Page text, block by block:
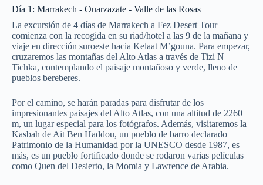
Día 1: Marrakech - Ouarzazate - Valle de las Rosas
La excursión de 4 días de Marrakech a Fez Desert Tour
comienza con la recogida en su riad/hotel a las 9 de la mañana y
viaje en dirección suroeste hacia Kelaat M’gouna. Para empezar,
cruzaremos las montañas del Alto Atlas a través de Tizi N
Tichka, contemplando el paisaje montañoso y verde, lleno de
pueblos bereberes.
Por el camino, se harán paradas para disfrutar de los
impresionantes paisajes del Alto Atlas, con una altitud de 2260
m, un lugar especial para los fotógrafos. Además, visitaremos la
Kasbah de Ait Ben Haddou, un pueblo de barro declarado
Patrimonio de la Humanidad por la UNESCO desde 1987, es
más, es un pueblo fortificado donde se rodaron varias películas
como Quen del Desierto, la Momia y Lawrence de Arabia.